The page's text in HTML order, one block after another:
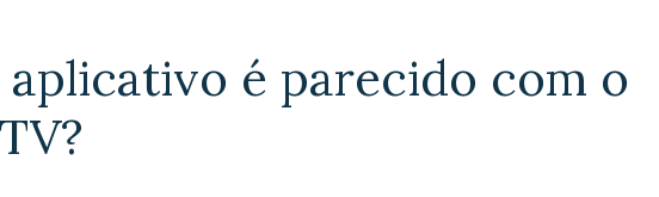
aplicativo é parecido com o